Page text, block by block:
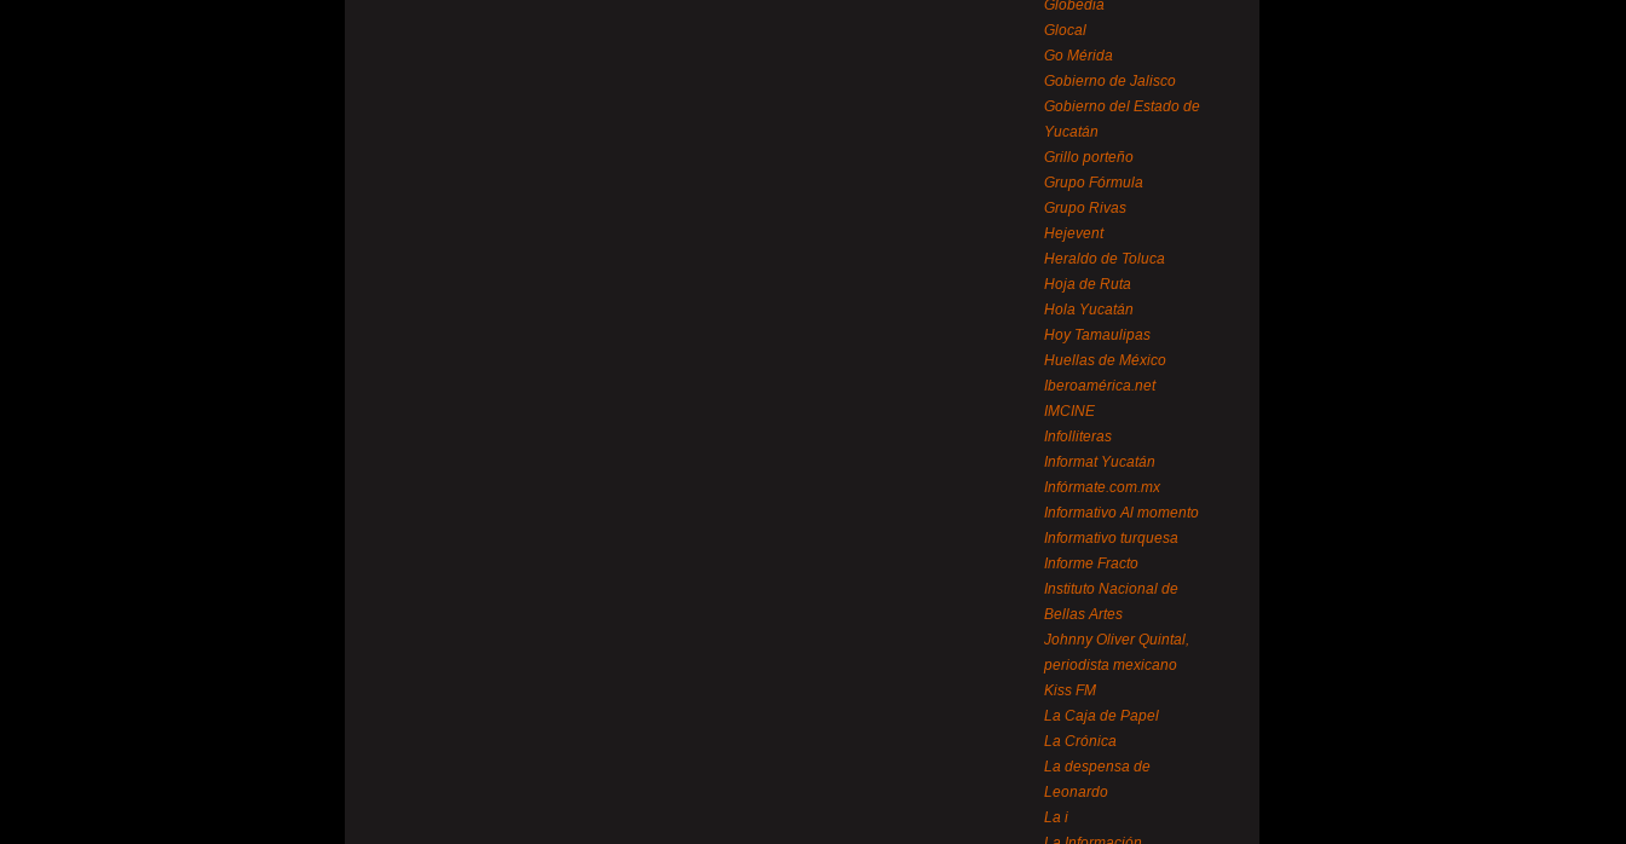
Globedia
Glocal
Go Mérida
Gobierno de Jalisco
Gobierno del Estado de
Yucatán
Grillo porteño
Grupo Fórmula
Grupo Rivas
Hejevent
Heraldo de Toluca
Hoja de Ruta
Hola Yucatán
Hoy Tamaulipas
Huellas de México
Iberoamérica.net
IMCINE
Infolliteras
Informat Yucatán
Infórmate.com.mx
Informativo Al momento
Informativo turquesa
Informe Fracto
Instituto Nacional de
Bellas Artes
Johnny Oliver Quintal,
periodista mexicano
Kiss FM
La Caja de Papel
La Crónica
La despensa de
Leonardo
La i